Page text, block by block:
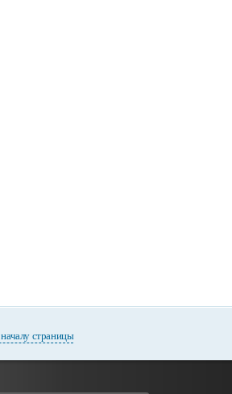
страницы